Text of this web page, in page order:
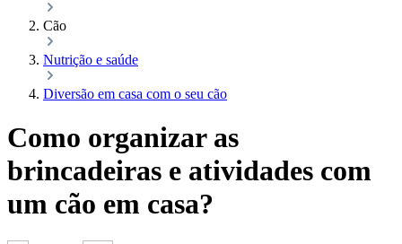
Cão
Nutrição e saúde
Diversão em casa com o seu cão
Como organizar as
brincadeiras e atividades com
um cão em casa?